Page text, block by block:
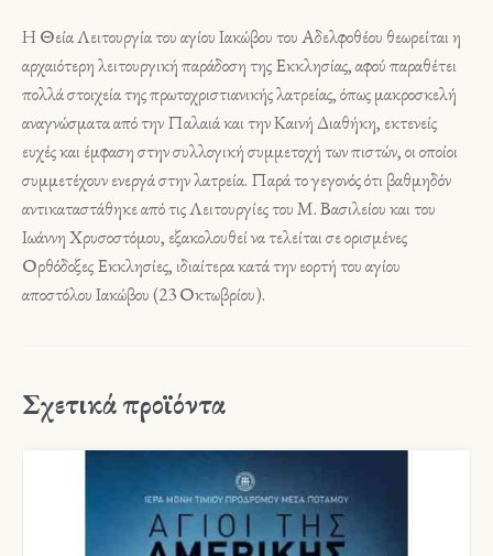
Η Θεία Λειτουργία του αγίου Ιακώβου του Αδελφοθέου θεωρείται η
αρχαιότερη λειτουργική παράδοση της Εκκλησίας, αφού παραθέτει
πολλά στοιχεία της πρωτοχριστιανικής λατρείας, όπως μακροσκελή
αναγνώσματα από την Παλαιά και την Καινή Διαθήκη, εκτενείς
ευχές και έμφαση στην συλλογική συμμετοχή των πιστών, οι οποίοι
συμμετέχουν ενεργά στην λατρεία. Παρά το γεγονός ότι βαθμηδόν
αντικαταστάθηκε από τις Λειτουργίες του Μ. Βασιλείου και του
Ιωάννη Χρυσοστόμου, εξακολουθεί να τελείται σε ορισμένες
Ορθόδοξες Εκκλησίες, ιδιαίτερα κατά την εορτή του αγίου
αποστόλου Ιακώβου (23 Οκτωβρίου).
Σχετικά προϊόντα